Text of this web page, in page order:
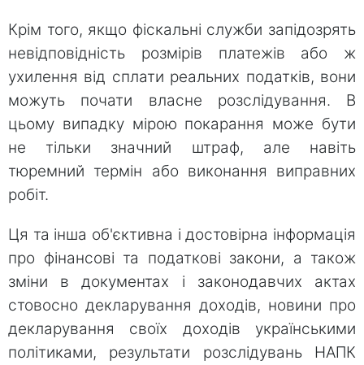
Крім того, якщо фіскальні служби запідозрять
невідповідність розмірів платежів або ж
ухилення від сплати реальних податків, вони
можуть почати власне розслідування. В
цьому випадку мірою покарання може бути
не тільки значний штраф, але навіть
тюремний термін або виконання виправних
робіт.
Ця та інша об'єктивна і достовірна інформація
про фінансові та податкові закони, а також
зміни в документах і законодавчих актах
стовосно декларування доходів, новини про
декларування своїх доходів українськими
політиками, результати розслідувань НАПК